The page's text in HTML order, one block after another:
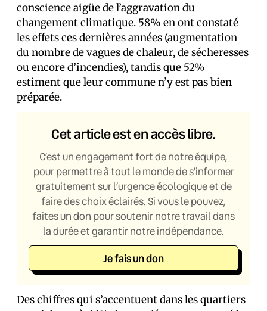
conscience aigüe de l’aggravation du
changement climatique. 58% en ont constaté
les effets ces dernières années (augmentation
du nombre de vagues de chaleur, de sécheresses
ou encore d’incendies), tandis que 52%
estiment que leur commune n’y est pas bien
préparée.
Cet article est en accès libre.
C’est un engagement fort de notre équipe,
pour permettre à tout le monde de s’informer
gratuitement sur l’urgence écologique et de
faire des choix éclairés. Si vous le pouvez,
faites un don pour soutenir notre travail dans
la durée et garantir notre indépendance.
Je fais un don
Des chiffres qui s’accentuent dans les quartiers